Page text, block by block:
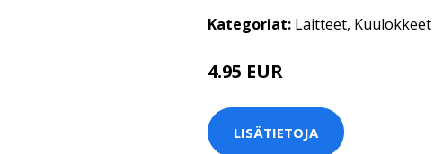
Kategoriat: Laitteet, Kuulokkeet
4.95 EUR
LISÄTIETOJA